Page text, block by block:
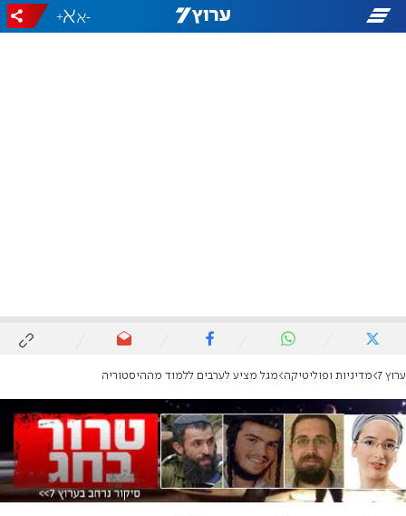
-
+
ערוץ 7 מדיניות ופוליטיקה מגל מציע לערבים ללמוד מההיסטוריה